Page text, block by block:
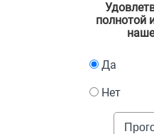
полнотой
Да
Нет